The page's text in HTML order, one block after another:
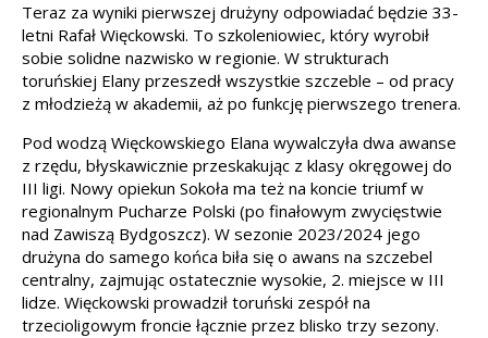
Teraz za wyniki pierwszej drużyny odpowiadać będzie 33-
letni Rafał Więckowski. To szkoleniowiec, który wyrobił
sobie solidne nazwisko w regionie. W strukturach
toruńskiej Elany przeszedł wszystkie szczeble – od pracy
z młodzieżą w akademii, aż po funkcję pierwszego trenera.
Pod wodzą Więckowskiego Elana wywalczyła dwa awanse
z rzędu, błyskawicznie przeskakując z klasy okręgowej do
III ligi. Nowy opiekun Sokoła ma też na koncie triumf w
regionalnym Pucharze Polski (po finałowym zwycięstwie
nad Zawiszą Bydgoszcz). W sezonie 2023/2024 jego
drużyna do samego końca biła się o awans na szczebel
centralny, zajmując ostatecznie wysokie, 2. miejsce w III
lidze. Więckowski prowadził toruński zespół na
trzecioligowym froncie łącznie przez blisko trzy sezony.